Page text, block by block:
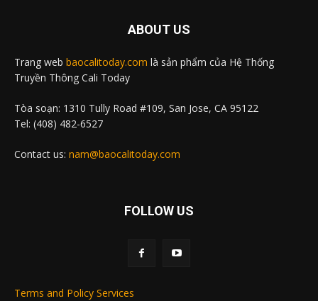
ABOUT US
Trang web baocalitoday.com là sản phẩm của Hệ Thống
Truyền Thông Cali Today
Tòa soạn: 1310 Tully Road #109, San Jose, CA 95122
Tel: (408) 482-6527
Contact us: nam@baocalitoday.com
FOLLOW US
Terms and Policy Services